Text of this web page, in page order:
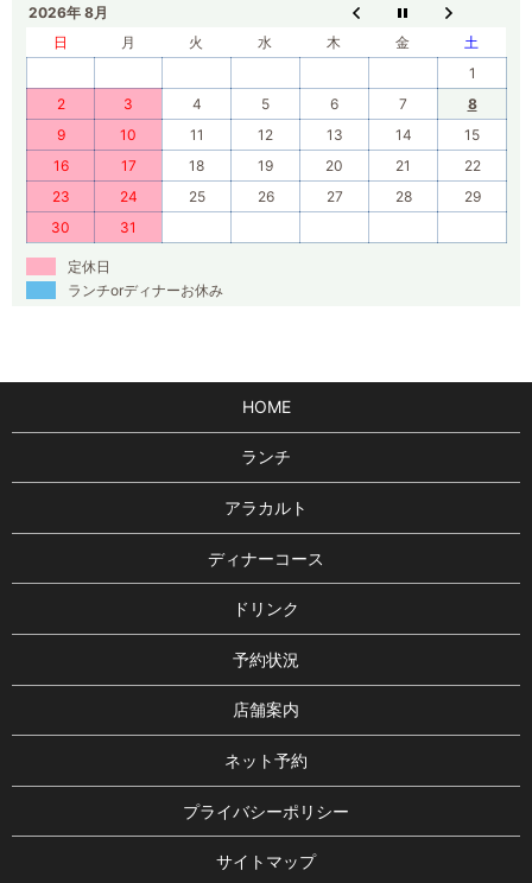
2026年 8月
日
月 火 水 木 金
土
1
2
3 4 5 6 7
8
9
10 11 12 13 14
15
16
17 18 19 20 21
22
23
24 25 26 27 28
29
30
31
定休日
ランチorディナーお休み
HOME
ランチ
アラカルト
ディナーコース
ドリンク
予約状況
店舗案内
ネット予約
プライバシーポリシー
サイトマップ